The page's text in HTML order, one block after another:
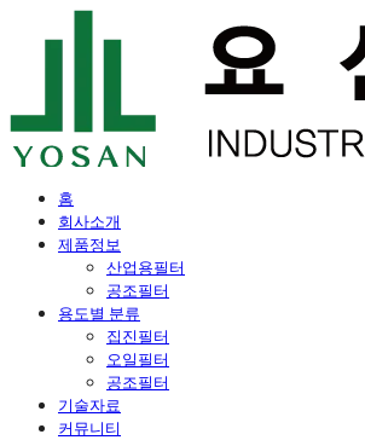
홈
회사소개
제품정보
산업용필터
공조필터
용도별 분류
집진필터
오일필터
공조필터
기술자료
커뮤니티